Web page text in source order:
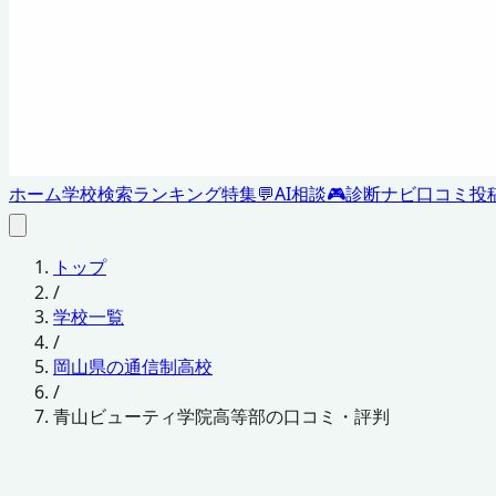
ホーム学校検索ランキング特集💬AI相談🎮診断ナビ口コミ投
トップ
/
学校一覧
/
岡山県の通信制高校
/
青山ビューティ学院高等部の口コミ・評判